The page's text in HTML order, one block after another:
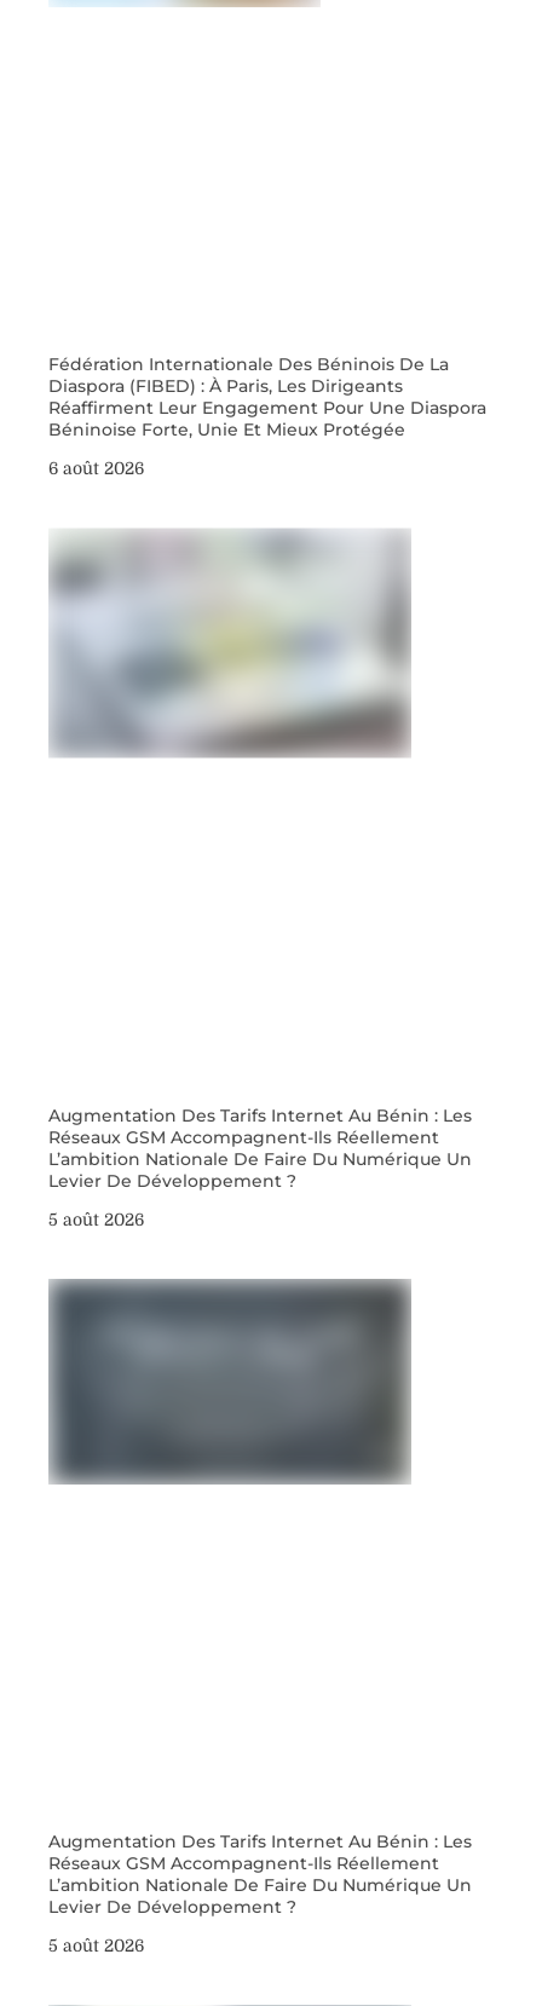
Fédération Internationale Des Béninois De La
Diaspora (FIBED) : À Paris, Les Dirigeants
Réaffirment Leur Engagement Pour Une Diaspora
Béninoise Forte, Unie Et Mieux Protégée
6 août 2026
Augmentation Des Tarifs Internet Au Bénin : Les
Réseaux GSM Accompagnent-Ils Réellement
L’ambition Nationale De Faire Du Numérique Un
Levier De Développement ?
5 août 2026
Augmentation Des Tarifs Internet Au Bénin : Les
Réseaux GSM Accompagnent-Ils Réellement
L’ambition Nationale De Faire Du Numérique Un
Levier De Développement ?
5 août 2026